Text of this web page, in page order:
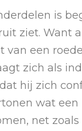
is
ziet. Want
van een
zich als
hij zich
wat
net